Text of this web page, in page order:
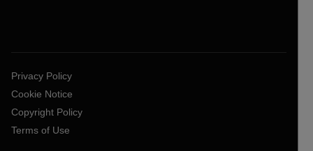
Privacy Policy
Cookie Notice
Copyright Policy
Terms of Use